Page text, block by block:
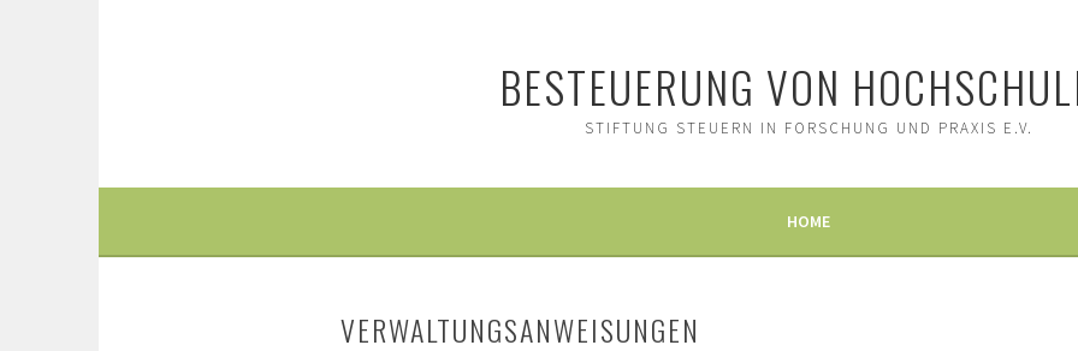
BESTEUERUNG VON
STIFTUNG STEUERN IN FORSCHUNG UND PRAXIS E.V.
HOME
VERWALTUNGSANWEISUNGEN